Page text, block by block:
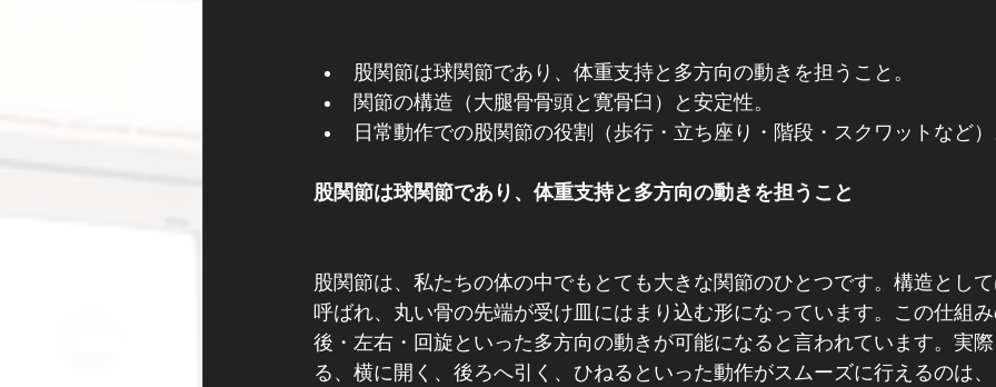
股関節は球関節であり、体重支持と多方向の動きを担うこと。
関節の構造（大腿骨骨頭と寛骨臼）と安定性。
日常動作での股関節の役割（歩行・立ち座り・階段・スクワットなど
股関節は球関節であり、体重支持と多方向の動きを担うこと
股関節は、私たちの体の中でもとても大きな関節のひとつです。構造とし
呼ばれ、丸い骨の先端が受け皿にはまり込む形になっています。この仕組
後・左右・回旋といった多方向の動きが可能になると言われています。実
る、横に開く、後ろへ引く、ひねるといった動作がスムーズに行えるのは